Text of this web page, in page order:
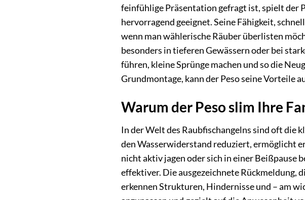
feinfühlige Präsentation gefragt ist, spielt der
hervorragend geeignet. Seine Fähigkeit,
wenn man wählerische Räuber überlisten
besonders in tieferen Gewässern oder bei
führen, kleine Sprünge machen und so die
Grundmontage, kann der Peso seine Vorteile
Warum der Peso slim Ihre
In der Welt des Raubfischangelns sind oft die
den Wasserwiderstand reduziert, ermöglicht
nicht aktiv jagen oder sich in einer Beißpause
effektiver. Die ausgezeichnete Rückmeldung,
erkennen Strukturen, Hindernisse und – am